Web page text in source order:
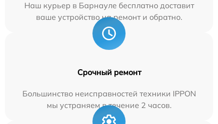
Наш курьер в Барнауле бесплатно доставит
ваше устройство на ремонт и обратно.
Срочный ремонт
Большинство неисправностей техники IPPON
мы устраняем в течение 2 часов.